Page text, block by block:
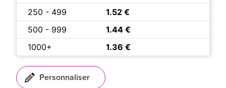
250 - 499
1.52 €
500 - 999
1.44 €
1000+
1.36 €